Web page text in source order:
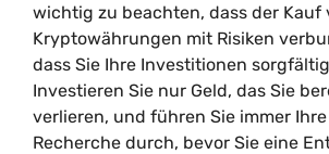
wichtig zu beachten, dass der Kauf
Kryptowährungen mit Risiken
dass Sie Ihre Investitionen
Investieren Sie nur Geld, das Sie
verlieren, und führen Sie immer
Recherche durch, bevor Sie eine